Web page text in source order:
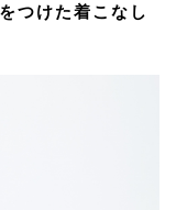
つけた着こなし